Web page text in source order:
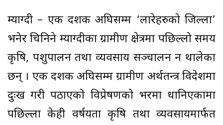
म्याग्दी – एक दशक अघिसम्म ‘लाहुरेहरुको जिल्ला’
भनेर चिनिने म्याग्दीका ग्रामीण क्षेत्रमा पछिल्लो समय
कृषि, पशुपालन तथा व्यवसाय सञ्चालन हुन थालेका
छन् । एक दशक अघिसम्म ग्रामीण अर्थतन्त्र विदेशमा
दुःख गरी पठाएको विप्रेषणको भरमा धानिएकामा
पछिल्ला केही वर्षयता कृषि तथा व्यवसायमार्फत